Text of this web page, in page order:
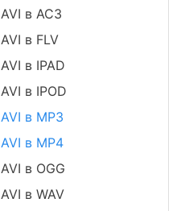
AVI в AC3
AVI в FLV
AVI в IPAD
AVI в IPOD
AVI в MP3
AVI в MP4
AVI в OGG
AVI в WAV